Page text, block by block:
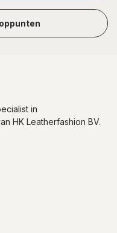
in
HK Leatherfashion BV.